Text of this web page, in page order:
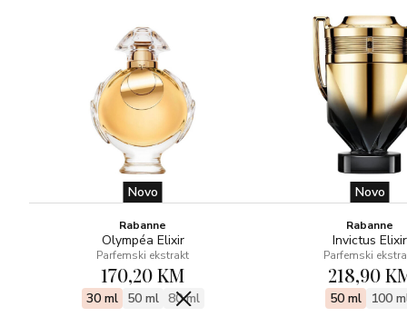
Novo
Rabanne
Olympéa Elixir
Parfemski ekstrakt
170,20 KM
30 ml 50 ml 80 ml
Novo
Rabanne
Invictus Elixir
Parfemski
218,90
50 ml 100